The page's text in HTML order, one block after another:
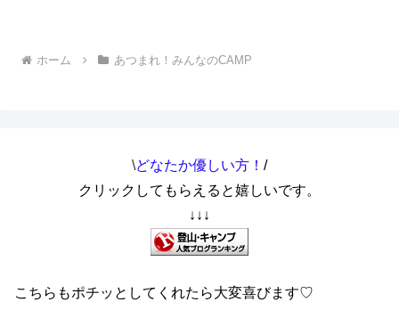
ホーム あつまれ！みんなのCAMP
\どなたか優しい方！ /
クリックしてもらえると嬉しいです。
↓↓↓
こちらもポチッとしてくれたら大変喜びます♡